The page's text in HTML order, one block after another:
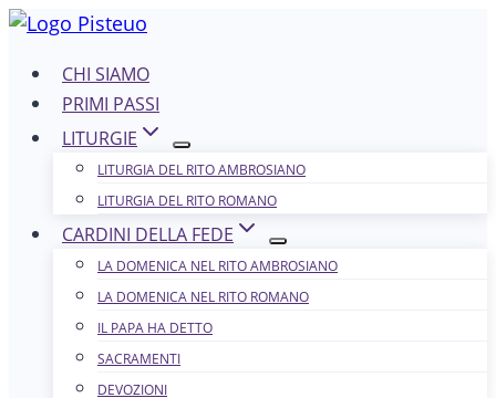
Salta
contenutoCHI SIAMO
PRIMI PASSI
LITURGIE
LITURGIA DEL RITO AMBROSIANO
LITURGIA DEL RITO ROMANO
CARDINI DELLA FEDE
LA DOMENICA NEL R​​​​​​ITO AMBROSIANO
LA DOMENICA NEL RITO ROMANO
IL PAPA HA DETTO
SACRAMENTI
DEVOZIONI